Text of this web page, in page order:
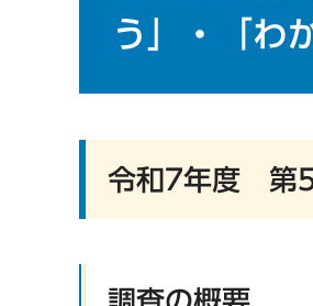
う」・「わ
令和7年度 第